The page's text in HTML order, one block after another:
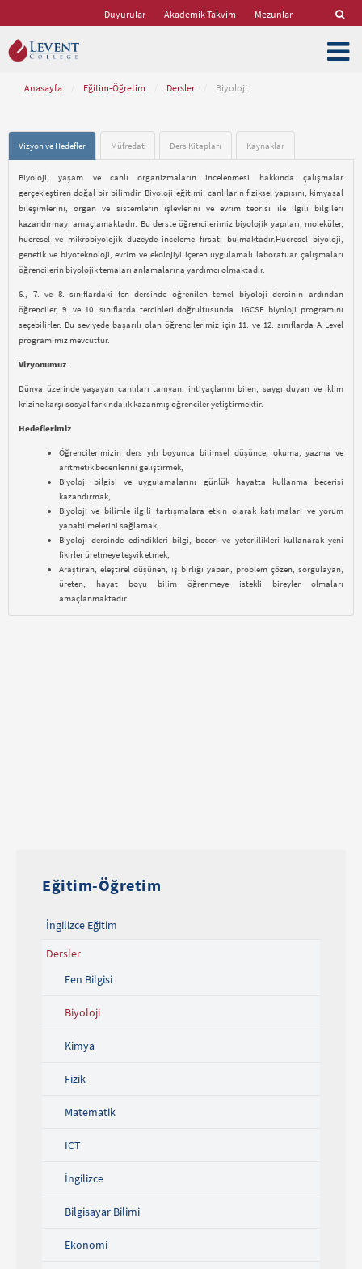
Duyurular Akademik Takvim Mezunlar
Anasayfa Eğitim-Öğretim Dersler Biyoloji
Vizyon ve Hedefler Müfredat Ders Kitapları Kaynaklar
Biyoloji, yaşam ve canlı organizmaların incelenmesi hakkında çalışmalar
gerçekleştiren doğal bir bilimdir. Biyoloji eğitimi; canlıların fiziksel yapısını, kimyasal
bileşimlerini, organ ve sistemlerin işlevlerini ve evrim teorisi ile ilgili bilgileri
kazandırmayı amaçlamaktadır. Bu derste öğrencilerimiz biyolojik yapıları, moleküler,
hücresel ve mikrobiyolojik düzeyde inceleme fırsatı bulmaktadır.Hücresel biyoloji,
genetik ve biyoteknoloji, evrim ve ekolojiyi içeren uygulamalı laboratuar çalışmaları
öğrencilerin biyolojik temaları anlamalarına yardımcı olmaktadır.
6., 7. ve 8. sınıflardaki fen dersinde öğrenilen temel biyoloji dersinin ardından
öğrenciler, 9. ve 10. sınıflarda tercihleri doğrultusunda IGCSE biyoloji programını
seçebilirler. Bu seviyede başarılı olan öğrencilerimiz için 11. ve 12. sınıflarda A Level
programımız mevcuttur.
Vizyonumuz
Dünya üzerinde yaşayan canlıları tanıyan, ihtiyaçlarını bilen, saygı duyan ve iklim
krizine karşı sosyal farkındalık kazanmış öğrenciler yetiştirmektir.
Hedeflerimiz
Öğrencilerimizin ders yılı boyunca bilimsel düşünce, okuma, yazma ve
aritmetik becerilerini geliştirmek,
Biyoloji bilgisi ve uygulamalarını günlük hayatta kullanma becerisi
kazandırmak,
Biyoloji ve bilimle ilgili tartışmalara etkin olarak katılmaları ve yorum
yapabilmelerini sağlamak,
Biyoloji dersinde edindikleri bilgi, beceri ve yeterlilikleri kullanarak yeni
fikirler üretmeye teşvik etmek,
Araştıran, eleştirel düşünen, iş birliği yapan, problem çözen, sorgulayan,
üreten, hayat boyu bilim öğrenmeye istekli bireyler olmaları
amaçlanmaktadır.
Eğitim-Öğretim
İngilizce Eğitim
Dersler
Fen Bilgisi
Biyoloji
Kimya
Fizik
Matematik
ICT
İngilizce
Bilgisayar Bilimi
Ekonomi